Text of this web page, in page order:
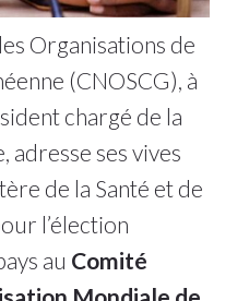
Organisations de
(CNOSCG), à
chargé de la
adresse ses vives
de la Santé et de
l’élection
au Comité